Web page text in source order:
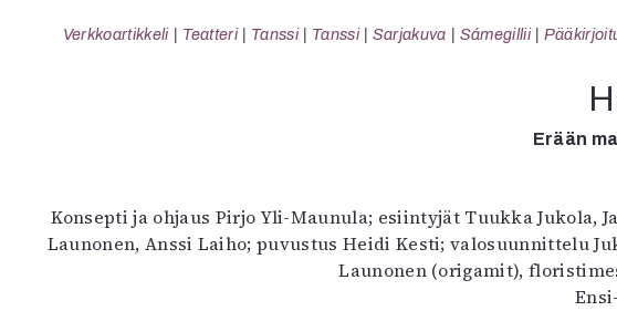
Verkkoartikkeli
Sarjakuva
Paperilehdestä
Oulu2026
Näyttelyt
Verkkoartikkeli Teatteri Tanssi Tanssi Sarjakuva Sámegillii
Erään
Konsepti ja ohjaus Pirjo Yli-Maunula; esiintyjät Tuukka Jukola,
Launonen, Anssi Laiho; puvustus Heidi Kesti; valosuunnittelu
Launonen (origamit),